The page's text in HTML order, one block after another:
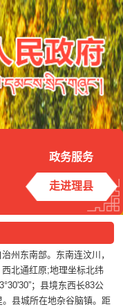
政务服务
走进理县
州东南部。东南连汶川，
北通红原;地理坐标北纬
；县境东西长83公
县城所在地杂谷脑镇。距